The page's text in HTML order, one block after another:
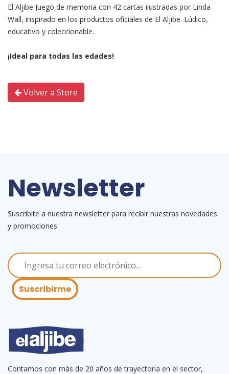
El Aljibe Juego de memoria con 42 cartas ilustradas por Linda
Wall, inspirado en los productos oficiales de El Aljibe. Lúdico,
educativo y coleccionable.
¡Ideal para todas las edades!
Volver a Store
Newsletter
Suscribite a nuestra newsletter para recibir nuestras novedades
y promociones
Suscribirme
Contamos con más de 20 años de trayectoria en el sector,